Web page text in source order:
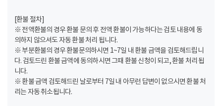
[환불 절차]
※ 전액환불의 경우 환불 문의 후 전액 환불이 가능하다는 검토 내용에 동
의하지 않으셔도 자동 환불 처리 됩니다.
※ 부분환불의 경우 환불문의하시면 1~7일 내 환불 금액을 검토해드립니
다. 검토드린 환불 금액에 동의하시면 그때 환불 신청이 되고, 환불 처리 됩
니다.
※ 환불 금액 검토해드린 날로부터 7일 내 아무런 답변이 없으시면 환불 처
리는 자동 취소됩니다.